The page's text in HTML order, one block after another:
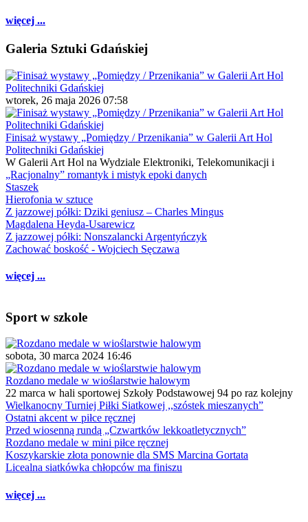
więcej ...
Galeria Sztuki Gdańskiej
wtorek, 26 maja 2026 07:58
Finisaż wystawy „Pomiędzy / Przenikania” w Galerii Art Hol
Politechniki Gdańskiej
W Galerii Art Hol na Wydziale Elektroniki, Telekomunikacji i
„Racjonalny” romantyk i mistyk epoki danych
Staszek
Hierofonia w sztuce
Z jazzowej półki: Dziki geniusz – Charles Mingus
Magdalena Heyda-Usarewicz
Z jazzowej półki: Nonszalancki Argentyńczyk
Zachować boskość - Wojciech Sęczawa
więcej ...
Sport w szkole
sobota, 30 marca 2024 16:46
Rozdano medale w wioślarstwie halowym
22 marca w hali sportowej Szkoły Podstawowej 94 po raz kolejny
Wielkanocny Turniej Piłki Siatkowej ,,szóstek mieszanych”
Ostatni akcent w piłce ręcznej
Przed wiosenną rundą „Czwartków lekkoatletycznych”
Rozdano medale w mini piłce ręcznej
Koszykarskie złota ponownie dla SMS Marcina Gortata
Licealna siatkówka chłopców ma finiszu
więcej ...